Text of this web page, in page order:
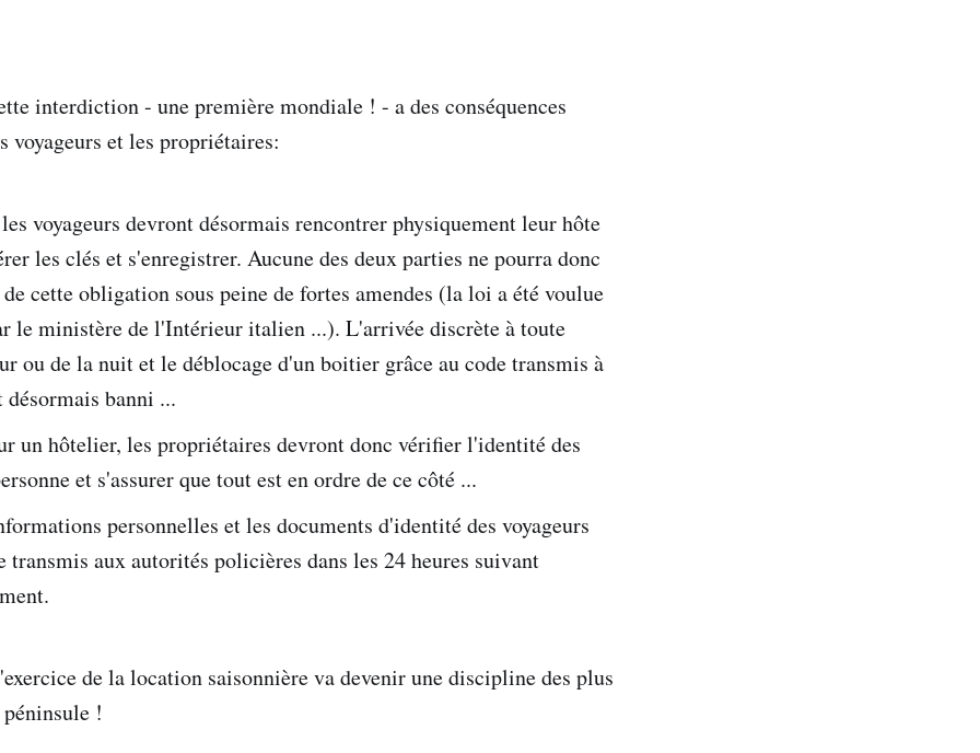
interdiction - une première mondiale ! - a des conséquences
voyageurs et les propriétaires:
voyageurs devront désormais rencontrer physiquement leur hôte
les clés et s'enregistrer. Aucune des deux parties ne pourra donc
cette obligation sous peine de fortes amendes (la loi a été voulue
le ministère de l'Intérieur italien ...). L'arrivée discrète à toute
ou de la nuit et le déblocage d'un boitier grâce au code transmis à
désormais banni ...
un hôtelier, les propriétaires devront donc vérifier l'identité des
et s'assurer que tout est en ordre de ce côté ...
personnelles et les documents d'identité des voyageurs
transmis aux autorités policières dans les 24 heures suivant
de la location saisonnière va devenir une discipline des plus
!